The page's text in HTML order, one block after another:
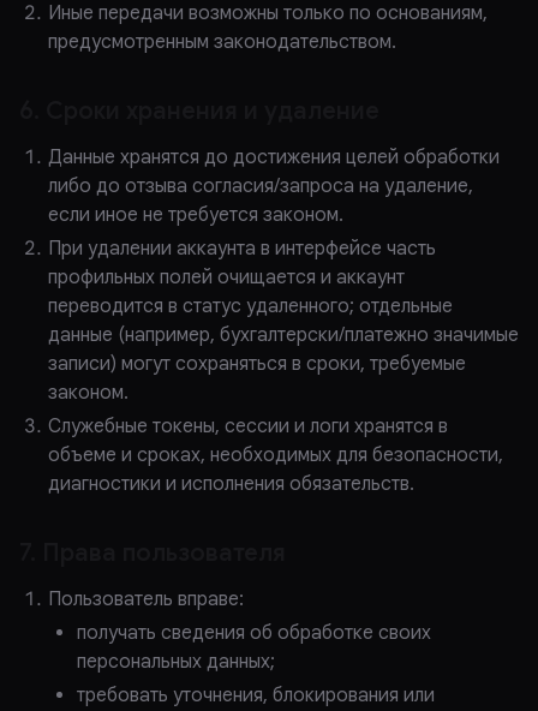
Иные передачи возможны только по основаниям,
предусмотренным законодательством.
Данные хранятся до достижения целей обработки
либо до отзыва согласия/запроса на удаление,
если иное не требуется законом.
При удалении аккаунта в интерфейсе часть
профильных полей очищается и аккаунт
переводится в статус удаленного; отдельные
данные (например, бухгалтерски/платежно значимые
записи) могут сохраняться в сроки, требуемые
законом.
Служебные токены, сессии и логи хранятся в
объеме и сроках, необходимых для безопасности,
диагностики и исполнения обязательств.
Пользователь вправе:
получать сведения об обработке своих
персональных данных;
требовать уточнения, блокирования или